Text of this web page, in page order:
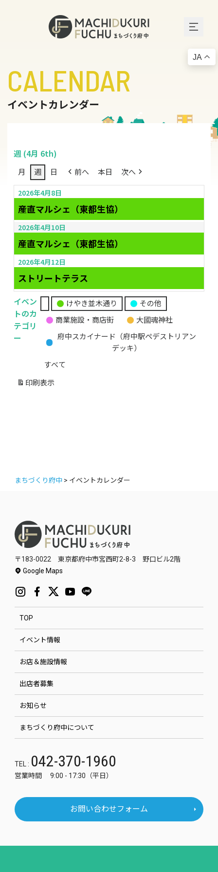
CALENDAR
イベントカレンダー
週 (4月 6th)
月 週 日 前へ 本日 次へ
2026年4月8日
産直マルシェ（東都生協）
2026年4月10日
産直マルシェ（東都生協）
2026年4月12日
ストリートテラス
イベン
トのカ
テゴリ
ー
無
題
カ
ゴ
リ
けやき並木通り
その他
商業施設・商店街
大國魂神社
府中スカイナード（府中駅ペデストリアン
デッキ）
すべて
印刷 表示
まちづくり府中 > イベントカレンダー
〒183-0022 東京都府中市宮西町2-8-3 野口ビル2階
Google Maps
TOP
イベント情報
お店＆施設情報
出店者募集
お知らせ
まちづくり府中について
TEL : 042-370-1960
営業時間 9:00 - 17:30（平日）
お問い合わせフォーム
JA